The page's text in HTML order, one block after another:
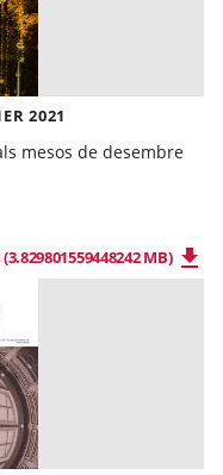
2021
mesos de desembre
(3.829801559448242 MB)